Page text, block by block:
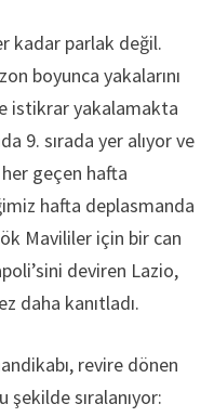
kadar parlak değil.
boyunca yakalarını
istikrar yakalamakta
9. sırada yer alıyor ve
her geçen hafta
hafta deplasmanda
Mavililer için bir can
deviren Lazio,
daha kanıtladı.
revire dönen
sıralanıyor: